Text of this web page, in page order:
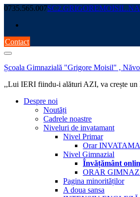
Skip
content
0735.565.007
Contact
Școala Gimnazială "Grigore Moisil" ,
,,Lui IERI fiindu-i alături AZI, va crește
Despre noi
Noutăți
Cadrele noastre
Niveluri de invatamant
Nivel Primar
Orar
Nivel Gimnazial
Învățământ
ORAR
Pagina minorităților
A doua sansa